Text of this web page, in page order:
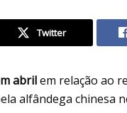
Twitter
abrilem relação ao
alfândega chinesa